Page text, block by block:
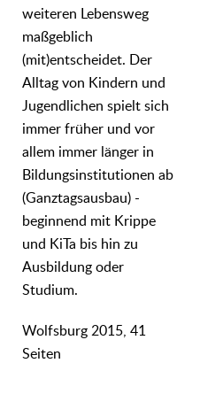
weiteren Lebensweg
maßgeblich
(mit)entscheidet. Der
Alltag von Kindern und
Jugendlichen spielt sich
immer früher und vor
allem immer länger in
Bildungsinstitutionen ab
(Ganztagsausbau) -
beginnend mit Krippe
und KiTa bis hin zu
Ausbildung oder
Studium.
Wolfsburg 2015, 41
Seiten